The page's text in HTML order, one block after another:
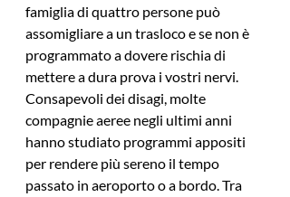
famiglia di quattro persone può
assomigliare a un trasloco e se non è
programmato a dovere rischia di
mettere a dura prova i vostri nervi.
Consapevoli dei disagi, molte
compagnie aeree negli ultimi anni
hanno studiato programmi appositi
per rendere più sereno il tempo
passato in aeroporto o a bordo. Tra